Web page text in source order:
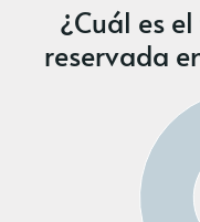
¿Cuál es
reservada